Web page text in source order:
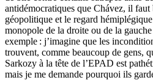
antidémocratiques que Chávez, il
géopolitique et le regard
monopole de la droite ou de la
exemple : j’imagine que les
trouvent, comme beaucoup de gens,
Sarkozy à la tête de l’EPAD est
mais je me demande pourquoi ils